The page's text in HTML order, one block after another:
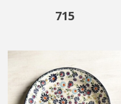
715